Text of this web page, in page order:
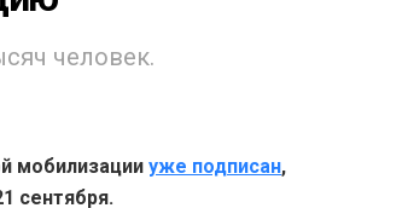
человек.
мобилизации уже подписан,
сентября.